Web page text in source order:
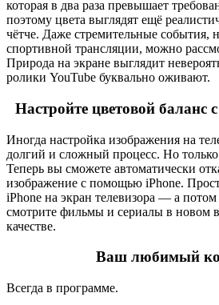
которая в два раза превышает
поэтому цвета выглядят ещё
чётче. Даже стремительные события,
спортивной трансляции, можно
Природа на экране выглядит
ролики YouTube буквально оживают.
Настройте цветовой
Иногда настройка изображения на
долгий и сложный процесс. Но
Теперь вы сможете автоматически
изображение с помощью iPhone.
iPhone на экран телевизора — а потом
смотрите фильмы и сериалы в новом
качестве.
Ваш любимый
Всегда в программе.